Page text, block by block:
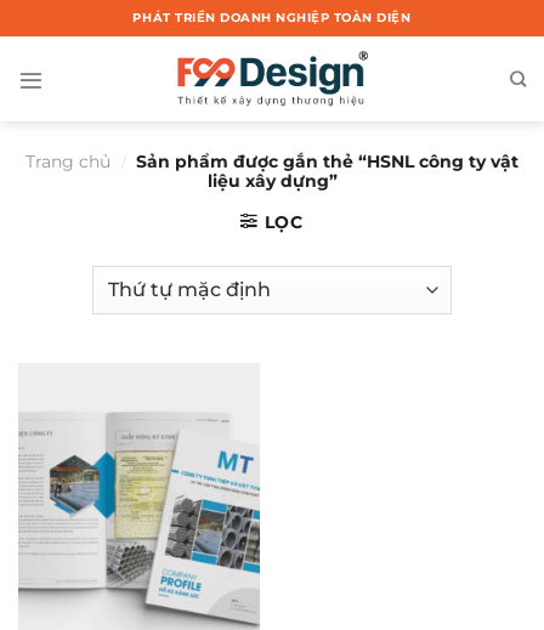
đến
dung
PHÁT TRIỂN DOANH NGHIỆP TOÀN DIỆN
Trang chủ
Sản phẩm được gắn thẻ “HSNL công ty vật
liệu xây dựng”
LỌC